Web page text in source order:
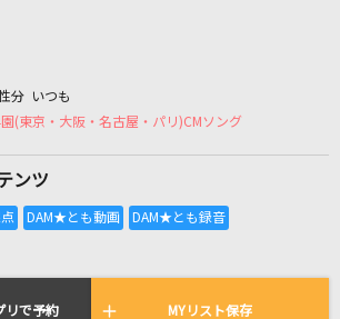
カラオケリクエスト
タイムで歌われている曲の一覧
分 いつも
(東京・大阪・名古屋・パリ)CMソング
ンツ
リで予約 MYリスト保存